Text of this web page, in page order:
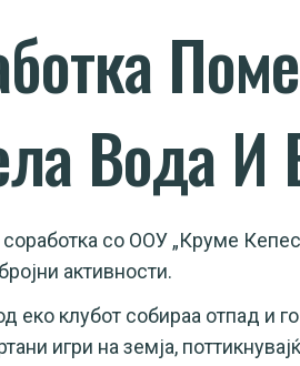
Вода И
соработка со ООУ „Круме
активности.
еко клубот собираа отпад и
игри на земја,